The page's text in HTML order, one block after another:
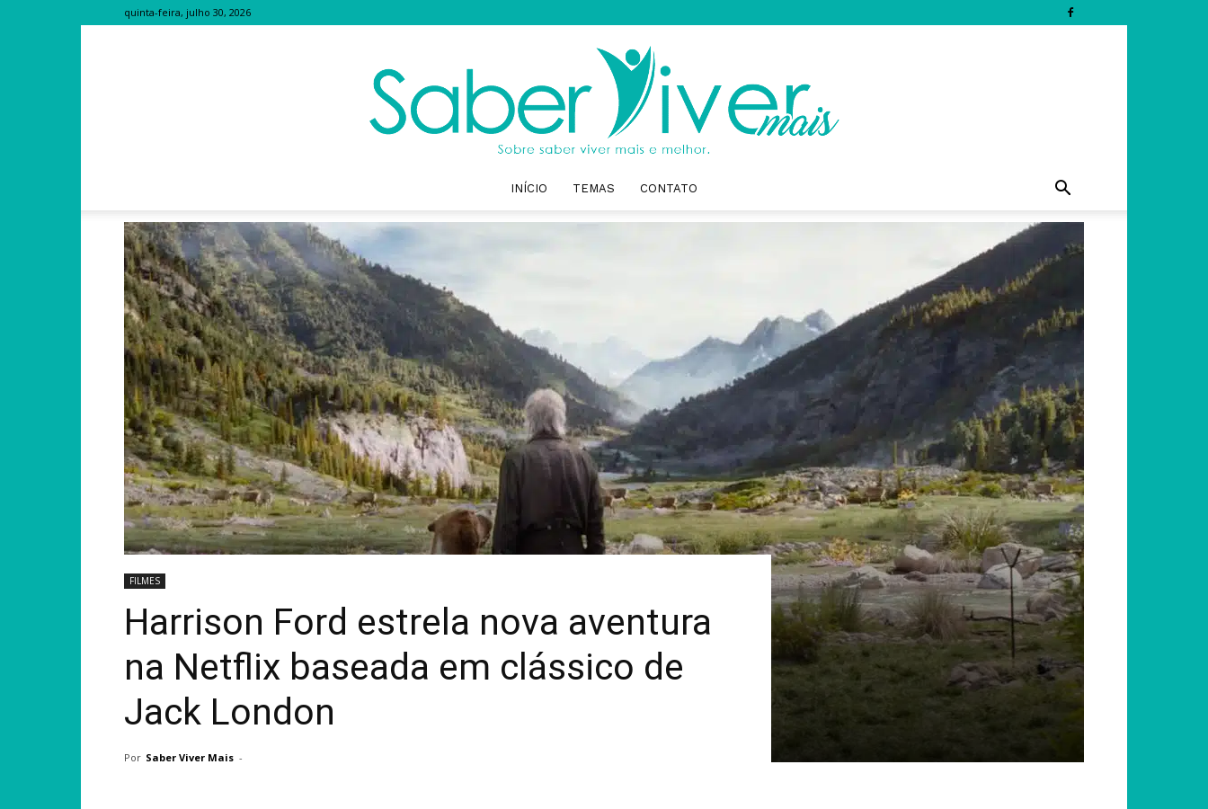
quinta-feira, julho 30, 2026
Saber
Mais
INÍCIO TEMAS CONTATO
FILMES
Harrison Ford estrela nova aventura
na Netflix baseada em clássico de
Jack London
Por Saber Viver Mais -